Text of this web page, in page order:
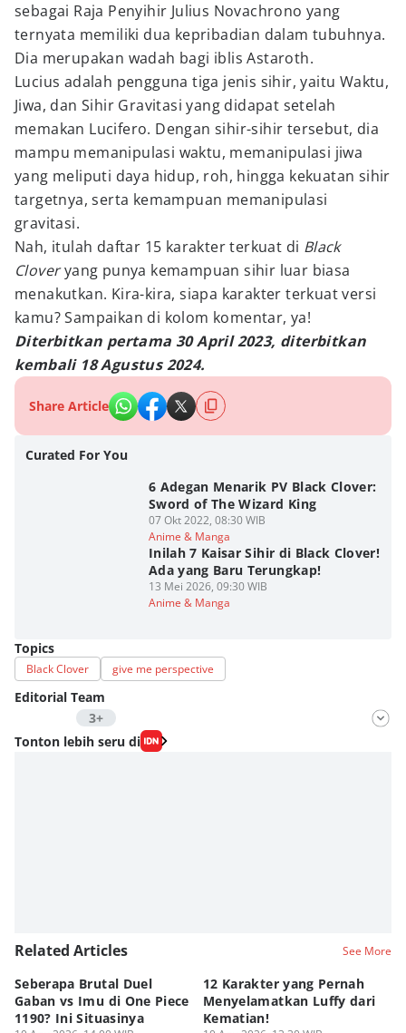
sebagai Raja Penyihir Julius Novachrono yang
ternyata memiliki dua kepribadian dalam tubuhnya.
Dia merupakan wadah bagi iblis Astaroth.
Lucius adalah pengguna tiga jenis sihir, yaitu Waktu,
Jiwa, dan Sihir Gravitasi yang didapat setelah
memakan Lucifero. Dengan sihir-sihir tersebut, dia
mampu memanipulasi waktu, memanipulasi jiwa
yang meliputi daya hidup, roh, hingga kekuatan sihir
targetnya, serta kemampuan memanipulasi
gravitasi.
Nah, itulah daftar 15 karakter terkuat di Black
Cloveryang punya kemampuan sihir luar biasa
menakutkan. Kira-kira, siapa karakter terkuat versi
kamu? Sampaikan di kolom komentar, ya!
Diterbitkan pertama 30 April 2023, diterbitkan
kembali 18 Agustus 2024.
Share Article
Curated For You
6 Adegan Menarik PV Black Clover:
Sword of The Wizard King
07 Okt 2022, 08:30 WIB
Anime & Manga
Inilah 7 Kaisar Sihir di Black Clover!
Ada yang Baru Terungkap!
13 Mei 2026, 09:30 WIB
Anime & Manga
Topics
Black Clover give me perspective
Editorial Team
3+
Editor
Fahrul Razi Uni Nurullah
Tonton lebih seru di
Related Articles See More
Seberapa Brutal Duel
Gaban vs Imu di One Piece
1190? Ini Situasinya
12 Karakter yang Pernah
Menyelamatkan Luffy dari
Kematian!